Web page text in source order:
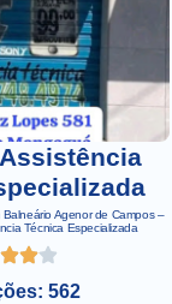
Agenor de Campos –
Técnica Especializada
562